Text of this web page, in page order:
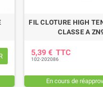
FIL CLOTURE HIGH
CLASSE A
5,39 € TTC
102-202086
En cours de